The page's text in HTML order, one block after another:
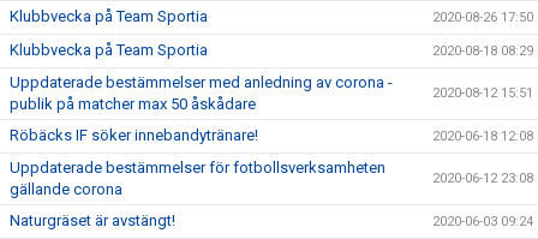
Klubbvecka på Team Sportia 2020-08-26 17:50
Klubbvecka på Team Sportia 2020-08-18 08:29
Uppdaterade bestämmelser med anledning av corona -
publik på matcher max 50 åskådare
2020-08-12 15:51
Röbäcks IF söker innebandytränare! 2020-06-18 12:08
Uppdaterade bestämmelser för fotbollsverksamheten
gällande corona
2020-06-12 23:08
Naturgräset är avstängt! 2020-06-03 09:24